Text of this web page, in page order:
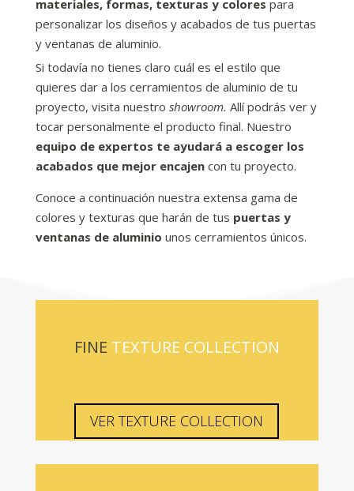
materiales, formas, texturas y colores para
personalizar los diseños y acabados de tus puertas
y ventanas de aluminio.
Si todavía no tienes claro cuál es el estilo que
quieres dar a los cerramientos de aluminio de tu
proyecto, visita nuestro showroom. Allí podrás ver y
tocar personalmente el producto final. Nuestro
equipo de expertos te ayudará a escoger los
acabados que mejor encajencon tu proyecto.
Conoce a continuación nuestra extensa gama de
colores y texturas que harán de tus puertas y
ventanas de aluminio unos cerramientos únicos.
FINE TEXTURE COLLECTION
VER TEXTURE COLLECTION